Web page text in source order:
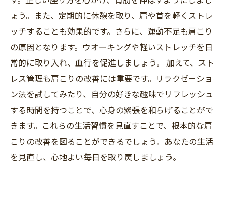
ょう。また、定期的に休憩を取り、肩や首を軽くストレ
ッチすることも効果的です。さらに、運動不足も肩こり
の原因となります。ウオーキングや軽いストレッチを日
常的に取り入れ、血行を促進しましょう。 加えて、スト
レス管理も肩こりの改善には重要です。リラクゼーショ
ン法を試してみたり、自分の好きな趣味でリフレッシュ
する時間を持つことで、心身の緊張を和らげることがで
きます。これらの生活習慣を見直すことで、根本的な肩
こりの改善を図ることができるでしょう。あなたの生活
を見直し、心地よい毎日を取り戻しましょう。